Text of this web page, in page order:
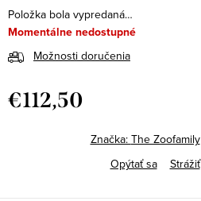
Položka bola vypredaná…
Momentálne nedostupné
Možnosti doručenia
€112,50
Značka: The Zoofamily
Opýtať sa
Strážiť